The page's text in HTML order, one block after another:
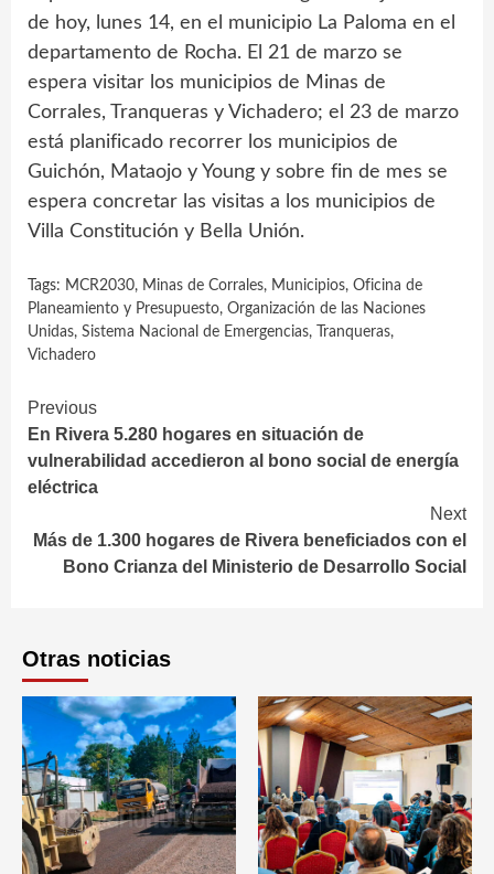
de hoy, lunes 14, en el municipio La Paloma en el
departamento de Rocha. El 21 de marzo se
espera visitar los municipios de Minas de
Corrales, Tranqueras y Vichadero; el 23 de marzo
está planificado recorrer los municipios de
Guichón, Mataojo y Young y sobre fin de mes se
espera concretar las visitas a los municipios de
Villa Constitución y Bella Unión.
Tags: MCR2030, Minas de Corrales, Municipios, Oficina de
Planeamiento y Presupuesto, Organización de las Naciones
Unidas, Sistema Nacional de Emergencias, Tranqueras,
Vichadero
Continue
Reading
Previous
En Rivera 5.280 hogares en situación de
vulnerabilidad accedieron al bono social de energía
eléctrica
Next
Más de 1.300 hogares de Rivera beneficiados con el
Bono Crianza del Ministerio de Desarrollo Social
Otras noticias